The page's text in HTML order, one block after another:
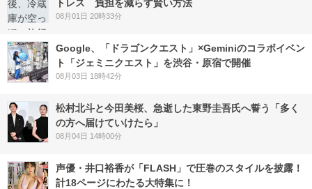
トレス 負担を減らす賢い方法
08月01日 20時33分
Google、「ドラゴンクエスト」×Geminiのコラボイベン
ト「ジェミニクエスト」を渋谷・原宿で開催
08月03日 18時42分
松村北斗と今田美桜、急逝した東野圭吾氏へ誓う「多く
の方へ届けていけたら」
08月04日 14時00分
声優・井口裕香が「FLASH」で圧巻のスタイルを披露！
計18ページにわたる大特集に！